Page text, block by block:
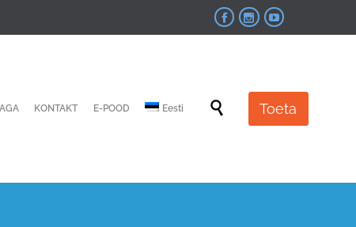
  
Skip
KONTAKT E-POOD Eesti  Toeta